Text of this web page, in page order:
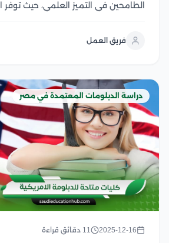
الطامحين في التميز العلمي، حيث توفر
الدكتوراه في الجامعات المصرية ليس
فريق العمل
دراسة الدبلومات المعتمدة في مصر
2025-12-16 11 دقائق قراءة